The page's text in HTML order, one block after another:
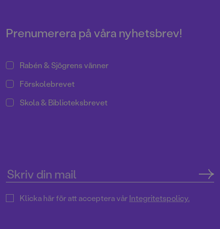
föräldraskapets alla sidor.
Prenumerera på våra nyhetsbrev!
Rabén & Sjögrens vänner
Förskolebrevet
Skola & Biblioteksbrevet
Klicka här för att acceptera vårIntegritetspolicy.